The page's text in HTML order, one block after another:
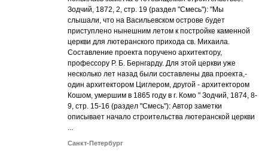
Зодчий, 1872, 2, стр. 19 (раздел "Смесь"): "Мы
слышали, что на Васильевском острове будет
приступлено нынешним летом к постройке каменной
церкви для лютеранского прихода св. Михаила.
Составление проекта поручено архитектору,
профессору Р. Б. Бернгарду. Для этой церкви уже
несколько лет назад были составлены два проекта,-
один архитектором Циглером, другой - архитектором
Кошом, умершим в 1865 году в г. Комо " Зодчий, 1874, 8-
9, стр. 15-16 (раздел "Смесь"): Автор заметки
описывает начало строительства лютеранской церкви
...
Санкт-Петербург